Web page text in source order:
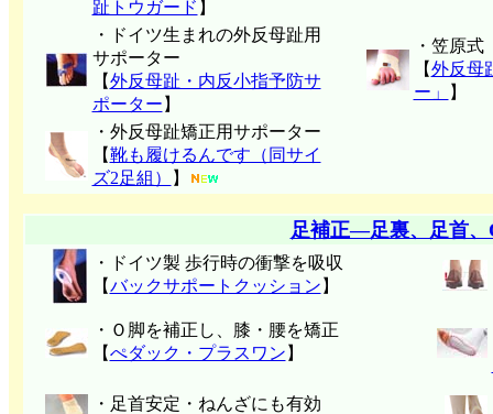
趾トウガード 】
・ドイツ生まれの外反母趾用
サポーター
【外反母趾・内反小指予防サ
ポーター 】
・笠原式
【外反母
ー」
】
・外反母趾矯正用サポーター
【靴も履けるんです（同サイ
ズ2足組）
】
足補正―足裏、足首
・ドイツ製 歩行時の衝撃を吸収
【バックサポートクッション 】
・Ｏ脚を補正し、膝・腰を矯正
【ぺダック・プラスワン 】
・足首安定・ねんざにも有効